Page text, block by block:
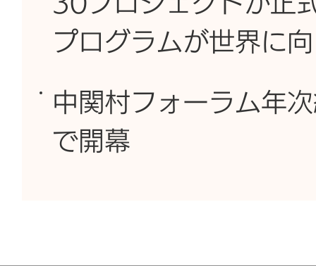
プログラムが世界に
中関村フォーラム年
で開幕